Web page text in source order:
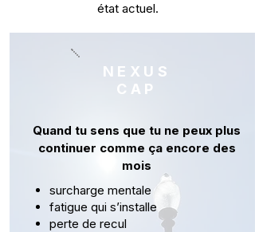
état actuel.
NEXUS
CAP
Quand tu sens que tu ne peux plus
continuer comme ça encore des
mois
surcharge mentale
fatigue qui s’installe
perte de recul